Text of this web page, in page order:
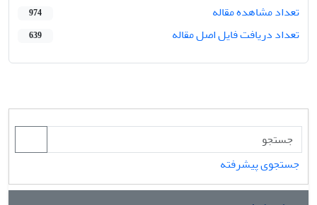
تعداد مشاهده مقاله
974
تعداد دریافت فایل اصل مقاله 639
جستجوی پیشرفته